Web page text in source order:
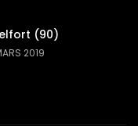
(90)
2019